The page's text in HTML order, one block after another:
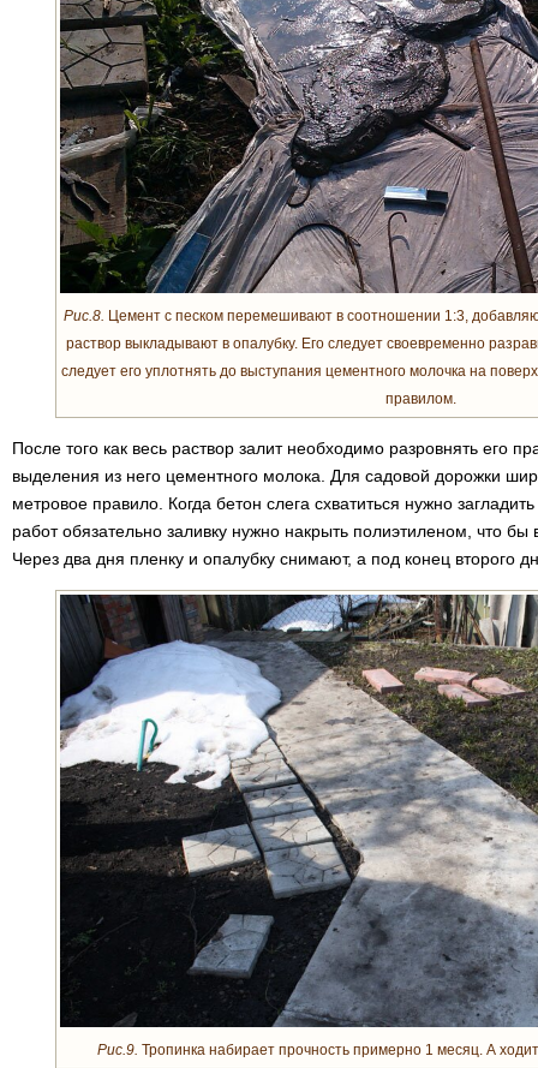
Рис.8. Цемент с песком перемешивают в соотношении 1:3,
раствор выкладывают в опалубку. Его следует своевременно
следует его уплотнять до выступания цементного молочка на
правилом.
После того как весь раствор залит необходимо разровнять его
выделения из него цементного молока. Для садовой дорожки
метровое правило. Когда бетон слега схватиться нужно
работ обязательно заливку нужно накрыть полиэтиленом, что
Через два дня пленку и опалубку снимают, а под конец второго
Рис.9. Тропинка набирает прочность примерно 1 месяц. А